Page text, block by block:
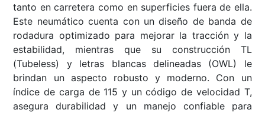
tanto en carretera como en superficies fuera de ella.
Este neumático cuenta con un diseño de banda de
rodadura optimizado para mejorar la tracción y la
estabilidad, mientras que su construcción TL
(Tubeless) y letras blancas delineadas (OWL) le
brindan un aspecto robusto y moderno. Con un
índice de carga de 115 y un código de velocidad T,
asegura durabilidad y un manejo confiable para